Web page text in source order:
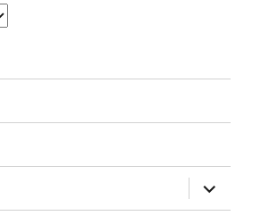
Zobrazit
položky